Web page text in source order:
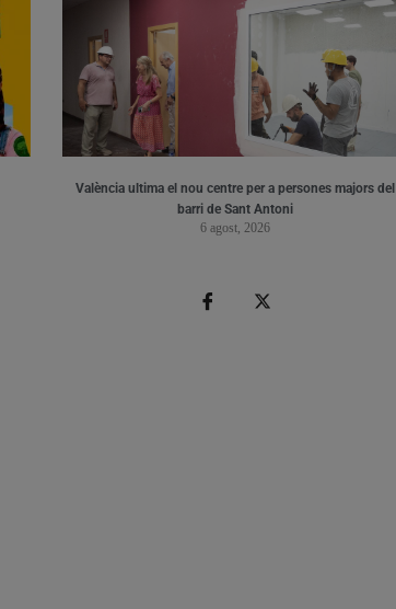
València ultima el nou centre per a persones majors del
barri de Sant Antoni
6 agost, 2026